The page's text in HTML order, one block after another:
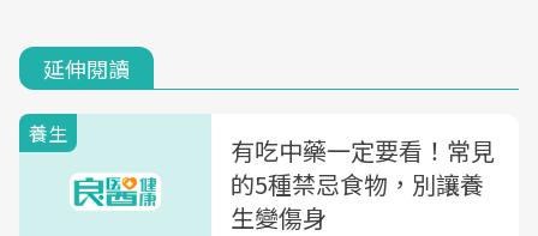
延伸閱讀
養生
有吃中藥一定要看！常見
的5種禁忌食物，別讓養
生變傷身